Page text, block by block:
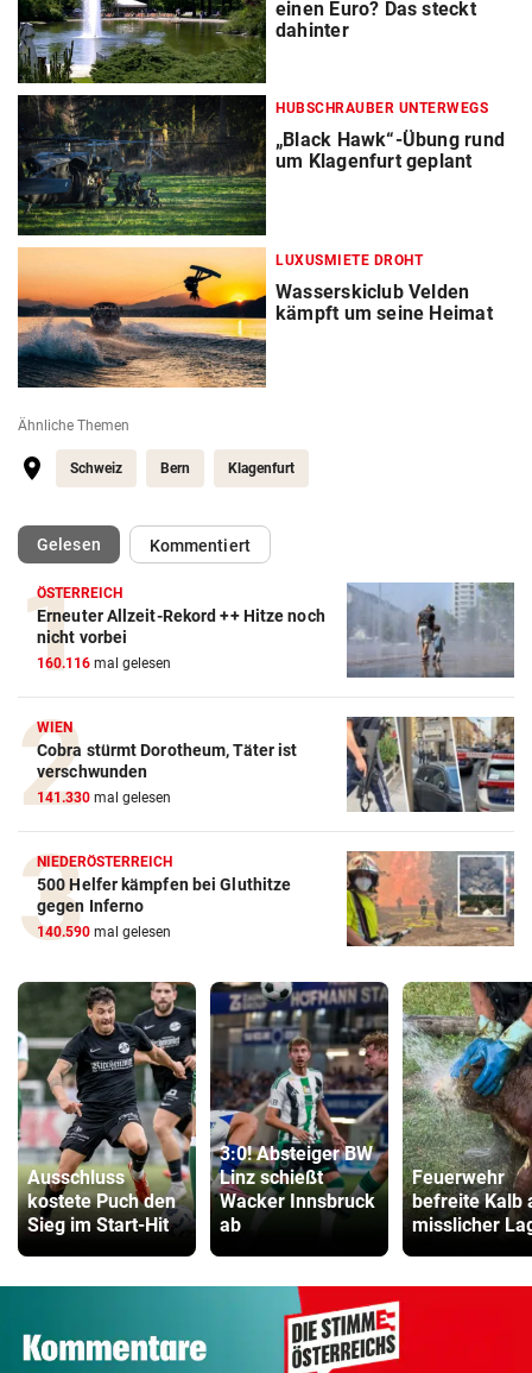
einen Euro? Das steckt
dahinter
HUBSCHRAUBER UNTERWEGS
„Black Hawk“-Übung rund
um Klagenfurt geplant
LUXUSMIETE DROHT
Wasserskiclub Velden
kämpft um seine Heimat
Ähnliche Themen
Schweiz Bern Klagenfurt
Gelesen(ausgewählt)Kommentiert
ÖSTERREICH
Erneuter Allzeit-Rekord ++ Hitze noch
nicht vorbei
160.116 mal gelesen
WIEN
Cobra stürmt Dorotheum, Täter ist
verschwunden
141.330 mal gelesen
NIEDERÖSTERREICH
500 Helfer kämpfen bei Gluthitze
gegen Inferno
140.590 mal gelesen
Ausschluss
kostete Puch den
Sieg im Start-Hit
3:0! Absteiger BW
Linz schießt
Wacker Innsbruck
ab
Feuerwehr
befreite Kalb
misslicher